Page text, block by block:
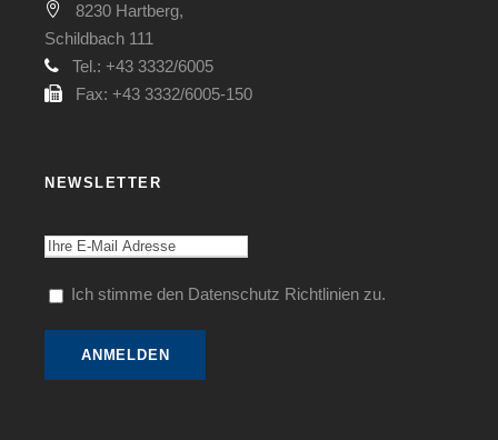
8230 Hartberg,
Schildbach 111
Tel.: +43 3332/6005
Fax: +43 3332/6005-150
NEWSLETTER
Ich stimme den Datenschutz Richtlinien zu.